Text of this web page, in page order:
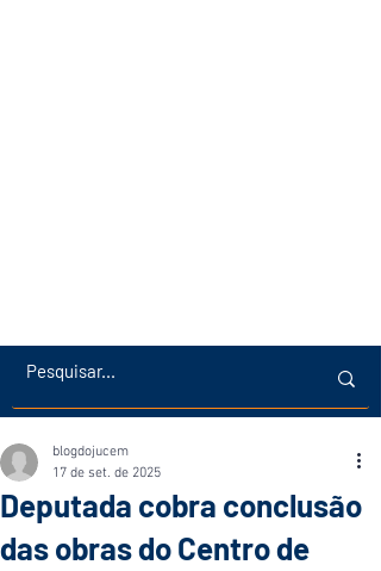
Deputada cobra conclusão
das obras do Centro de
blogdojucem
17 de set. de 2025